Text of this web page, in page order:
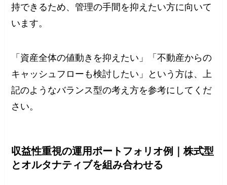
持できるため、管理の手間を抑えたい方に向いて
います。
「資産全体の値動きを抑えたい」「不動産からの
キャッシュフローも検討したい」という方は、上
記のようなバランス型の考え方を参考にしてくだ
さい。
収益性重視の運用ポートフォリオ例｜株式型
とオルタナティブを組み合わせる